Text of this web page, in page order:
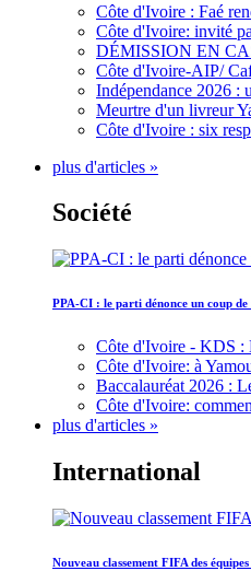
Côte d'Ivoire : Faé
Côte d'Ivoire: invité
DÉMISSION EN
Côte d'Ivoire-AIP/
Indépendance 2026 :
Meurtre d'un livreur
Côte d'Ivoire : six
plus d'articles »
Société
PPA-CI : le parti dénonce un coup de
Côte d'Ivoire - KDS :
Côte d'Ivoire: à
Baccalauréat 2026 :
Côte d'Ivoire:
plus d'articles »
International
Nouveau classement FIFA des